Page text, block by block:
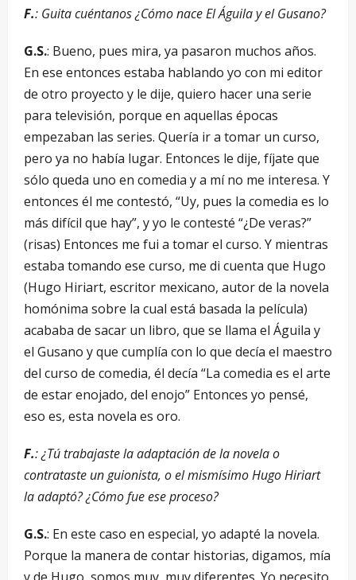
F.: Guita cuéntanos ¿Cómo nace El Águila y el Gusano?
G.S.: Bueno, pues mira, ya pasaron muchos años.
En ese entonces estaba hablando yo con mi editor
de otro proyecto y le dije, quiero hacer una serie
para televisión, porque en aquellas épocas
empezaban las series. Quería ir a tomar un curso,
pero ya no había lugar. Entonces le dije, fíjate que
sólo queda uno en comedia y a mí no me interesa. Y
entonces él me contestó, “Uy, pues la comedia es lo
más difícil que hay”, y yo le contesté “¿De veras?”
(risas) Entonces me fui a tomar el curso. Y mientras
estaba tomando ese curso, me di cuenta que Hugo
(Hugo Hiriart, escritor mexicano, autor de la novela
homónima sobre la cual está basada la película)
acababa de sacar un libro, que se llama el Águila y
el Gusano y que cumplía con lo que decía el maestro
del curso de comedia, él decía “La comedia es el arte
de estar enojado, del enojo” Entonces yo pensé,
eso es, esta novela es oro.
F.: ¿Tú trabajaste la adaptación de la novela o
contrataste un guionista, o el mismísimo Hugo Hiriart
la adaptó? ¿Cómo fue ese proceso?
G.S.: En este caso en especial, yo adapté la novela.
Porque la manera de contar historias, digamos, mía